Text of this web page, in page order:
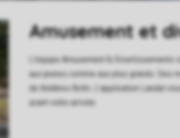
Amusement et
L’équipe Amusement & Divertissements
aux jeunes comme aux plus grands. Des
de théâtres Bollo. L’application Landal
avant votre arrivée.